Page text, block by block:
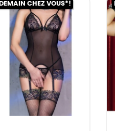
DEMAIN CHEZ VOUS*!